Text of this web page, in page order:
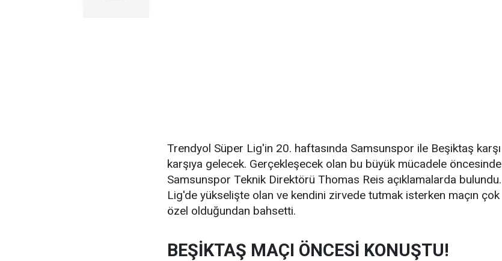
Trendyol Süper Lig'in 20. haftasında Samsunspor ile Beşiktaş karşı
karşıya gelecek. Gerçekleşecek olan bu büyük mücadele öncesinde
Samsunspor Teknik Direktörü Thomas Reis açıklamalarda bulundu.
Lig'de yükselişte olan ve kendini zirvede tutmak isterken maçın çok
özel olduğundan bahsetti.
BEŞİKTAŞ MAÇI ÖNCESİ KONUŞTU!